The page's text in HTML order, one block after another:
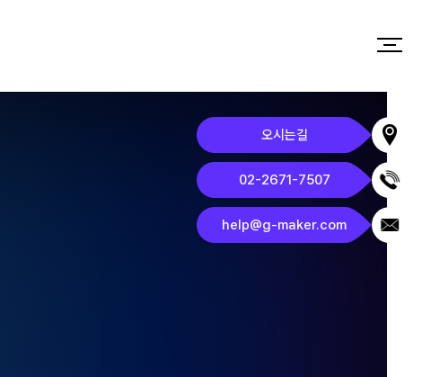
오시는길
02-2671-7507
help@g-maker.com